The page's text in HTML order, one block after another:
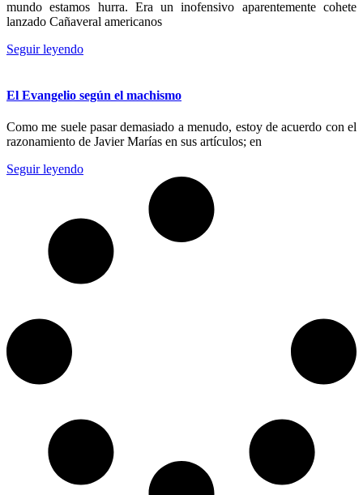
mundo estamos hurra. Era un inofensivo aparentemente cohete
lanzado Cañaveral americanos
Seguir leyendo
El Evangelio según el machismo
Como me suele pasar demasiado a menudo, estoy de acuerdo con el
razonamiento de Javier Marías en sus artículos; en
Seguir leyendo